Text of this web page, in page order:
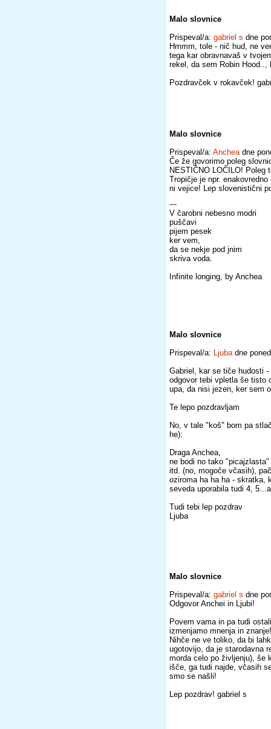
Malo slovnice
Prispeval/a: gabriel s dne
Hmmm, tole - nič hud, ne
tega kar obravnavaš v
rekel, da sem Robin Hood..,
Pozdravček v rokavček!
Malo slovnice
Prispeval/a: Ancheadne
Če že govorimo poleg
NESTIČNO LOČILO!
Tropičje je npr.
ni vejice! Lep slovenistični
---
V čarobni nebesno modri
puščavi
pijem pesek
ker vem,
da se nekje pod jnim
skriva voda.
Infinite longing, by Anchea
Malo slovnice
Prispeval/a: Ljubadne
Gabriel, kar se tiče hudosti
odgovor tebi vpletla še tisto
upa, da nisi jezen, ker sem
Te lepo pozdravljam
No, v tale "koš" bom pa
he):
Draga Anchea,
ne bodi no tako
itd. (no, mogoče včasih),
oziroma ha ha ha - skratka,
seveda uporabila tudi 4,
Tudi tebi lep pozdrav
Ljuba
Malo slovnice
Prispeval/a: gabriel s dne
Odgovor Anchei in Ljubi!
Povem vama in pa tudi
izmenjamo mnenja in znanje!
Nihče ne ve toliko, da bi
ugotovijo, da je starodavna
morda celo po življenju), še
išče, ga tudi najde, včasih
smo se našli!
Lep pozdrav! gabriel s